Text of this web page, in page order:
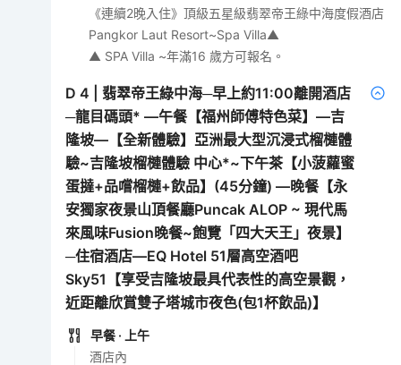
《連續2晚入住》頂級五星級翡翠帝王綠中海度假酒店
Pangkor Laut Resort~Spa Villa▲
▲ SPA Villa ~年滿16 歲方可報名。
D4 |翡翠帝王綠中海─早上約11:00離開酒店
─龍目碼頭* —午餐【福州師傅特色菜】—吉
隆坡—【全新體驗】亞洲最大型沉浸式榴槤體
驗~吉隆坡榴槤體驗 中心*~下午茶【小菠蘿蜜
蛋撻+品嚐榴槤+飲品】(45分鐘) —晚餐【永
安獨家夜景山頂餐廳Puncak ALOP ~ 現代馬
來風味Fusion晚餐~飽覽「四大天王」夜景】
─住宿酒店—EQ Hotel 51層高空酒吧
Sky51【享受吉隆坡最具代表性的高空景觀，
近距離欣賞雙子塔城市夜色(包1杯飲品)】
早餐 · 上午
酒店內